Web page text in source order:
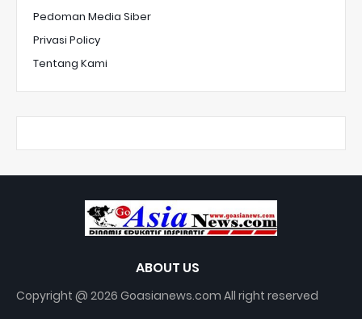
Pedoman Media Siber
Privasi Policy
Tentang Kami
ABOUT US
Copyright @ 2026 Goasianews.com All right reserved